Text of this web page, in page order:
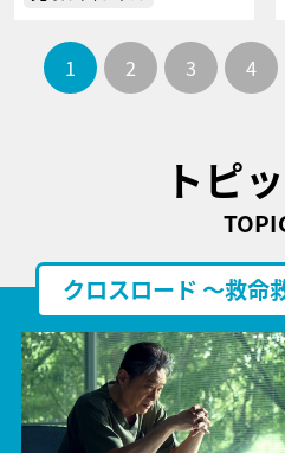
1 2 3 4
トピ
クロスロード ～救命